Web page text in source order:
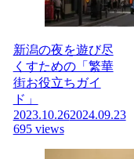
新潟の夜を遊び尽
くすための「繁華
街お役立ちガイ
ド」
2023.10.262024.09.23
695 views